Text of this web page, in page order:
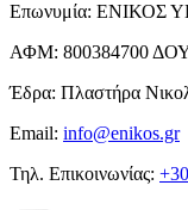
Επωνυμία: ΕΝΙΚΟΣ
ΑΦΜ: 800384700
Έδρα: Πλαστήρα
Email: info@enikos.gr
Τηλ. Επικοινωνίας: